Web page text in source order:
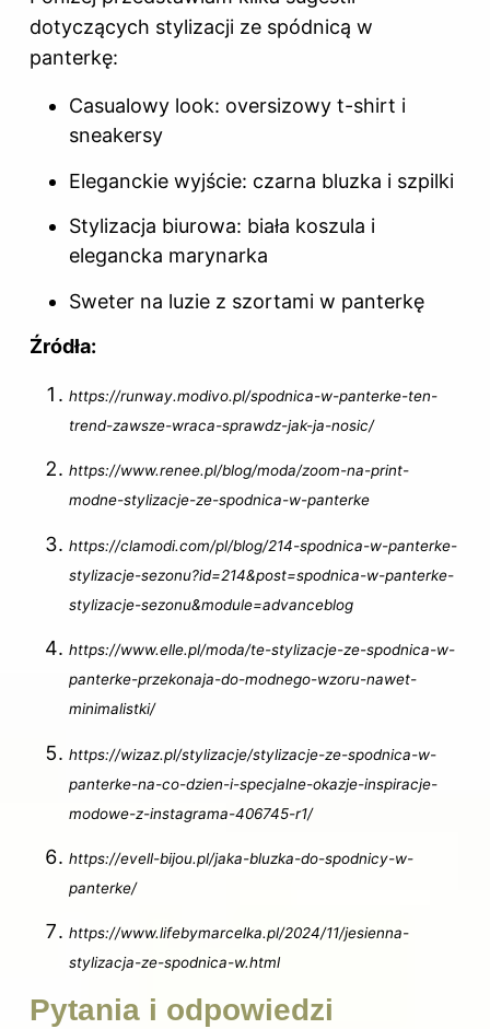
dotyczących stylizacji ze spódnicą w
panterkę:
Casualowy look: oversizowy t-shirt i
sneakersy
Eleganckie wyjście: czarna bluzka i szpilki
Stylizacja biurowa: biała koszula i
elegancka marynarka
Sweter na luzie z szortami w panterkę
Źródła:
https://runway.modivo.pl/spodnica-w-panterke-ten-
trend-zawsze-wraca-sprawdz-jak-ja-nosic/
https://www.renee.pl/blog/moda/zoom-na-print-
modne-stylizacje-ze-spodnica-w-panterke
https://clamodi.com/pl/blog/214-spodnica-w-panterke-
stylizacje-sezonu?id=214&post=spodnica-w-panterke-
stylizacje-sezonu&module=advanceblog
https://www.elle.pl/moda/te-stylizacje-ze-spodnica-w-
panterke-przekonaja-do-modnego-wzoru-nawet-
minimalistki/
https://wizaz.pl/stylizacje/stylizacje-ze-spodnica-w-
panterke-na-co-dzien-i-specjalne-okazje-inspiracje-
modowe-z-instagrama-406745-r1/
https://evell-bijou.pl/jaka-bluzka-do-spodnicy-w-
panterke/
https://www.lifebymarcelka.pl/2024/11/jesienna-
stylizacja-ze-spodnica-w.html
Pytania i odpowiedzi